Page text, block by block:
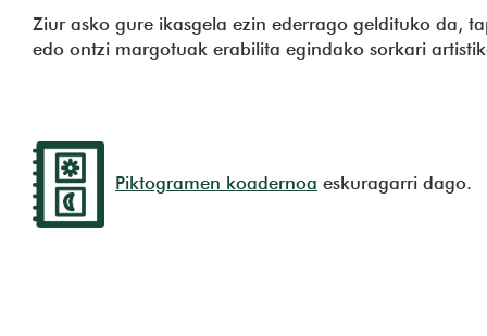
Ziur asko gure ikasgela ezin ederrago geldituko da,
edo ontzi margotuak erabilita egindako sorkari
Piktogramen koadernoa eskuragarri dago.